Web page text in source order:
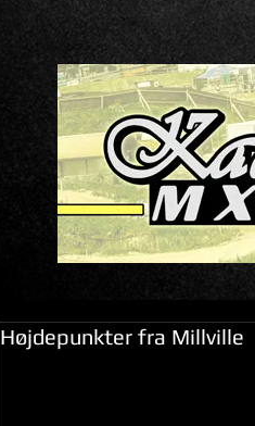
Højdepunkter fra Millville